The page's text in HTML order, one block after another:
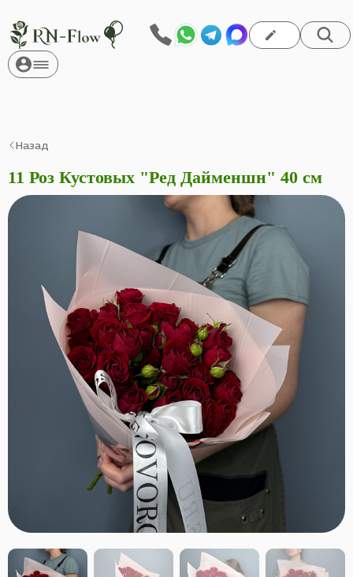
Назад
11 Роз Кустовых "Ред Дайменшн" 40 см